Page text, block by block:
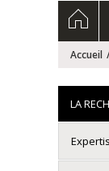
Accueil
LA